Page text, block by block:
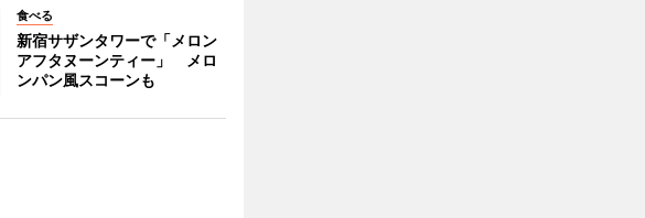
食べる
新宿サザンタワーで「メロン
アフタヌーンティー」 メロ
ンパン風スコーンも